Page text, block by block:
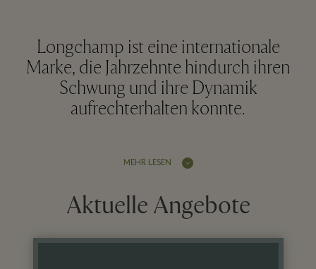
Longchamp ist eine internationale
Marke, die Jahrzehnte hindurch ihren
Schwung und ihre Dynamik
aufrechterhalten konnte.
MEHR LESEN
Aktuelle Angebote